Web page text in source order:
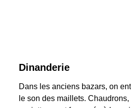
Dinanderie
Dans les anciens bazars, on
le son des maillets.